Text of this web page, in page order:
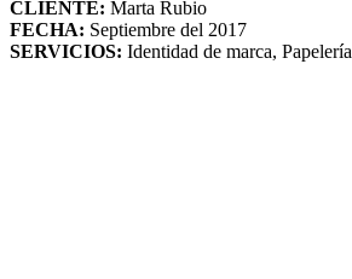
CLIENTE: Marta Rubio
FECHA: Septiembre del 2017
SERVICIOS: Identidad de marca, Papelería